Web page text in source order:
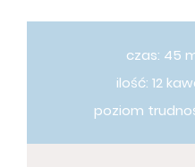
czas: 45
ilość: 12
poziom